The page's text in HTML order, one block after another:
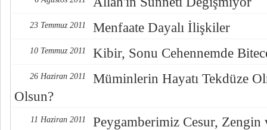
23 Temmuz 2011 Menfaate Dayalı İlişkiler
10 Temmuz 2011 Kibir, Sonu Cehennemde
26 Haziran 2011
Müminlerin Hayatı Tekdüze
Olsun?
11 Haziran 2011 Peygamberimiz Cesur, Zengin